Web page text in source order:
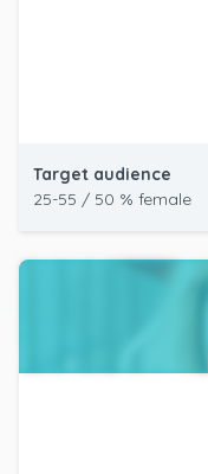
Target audience
25-55 / 50 % female